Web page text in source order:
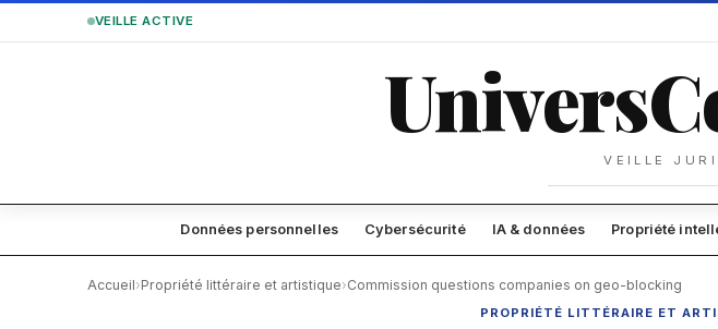
VEILLE ACTIVE
Univers
VEILLE
Données personnelles Cybersécurité IA & données Propriété
Accueil›Propriété littéraire et artistique›Commission questions companies on geo-blocking
PROPRIÉTÉ LITTÉRAIRE ET